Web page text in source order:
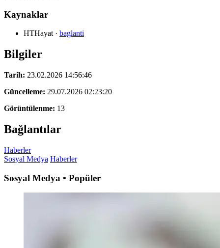
Kaynaklar
HTHayat · baglanti
Bilgiler
Tarih: 23.02.2026 14:56:46
Güncelleme: 29.07.2026 02:23:20
Görüntülenme: 13
Bağlantılar
Haberler
Sosyal Medya Haberler
Sosyal Medya • Popüler